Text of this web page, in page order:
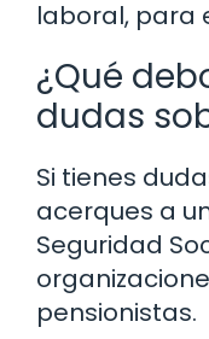
laboral, para
¿Qué
dudas
Si tienes
acerques a
Seguridad
pensionistas.